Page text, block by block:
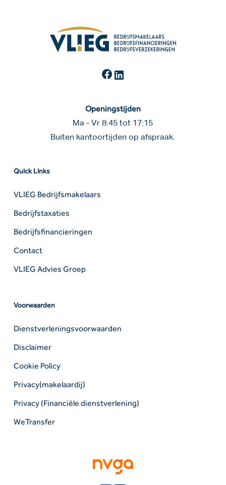
Facebook
Openingstijden
Ma - Vr 8:45 tot 17:15
Buiten kantoortijden op afspraak.
Quick Links
VLIEG Bedrijfsmakelaars
Bedrijfstaxaties
Bedrijfsfinancieringen
Contact
VLIEG Advies Groep
Voorwaarden
Dienstverleningsvoorwaarden
Disclaimer
Cookie Policy
Privacy(makelaardij)
Privacy (Financiële dienstverlening)
WeTransfer